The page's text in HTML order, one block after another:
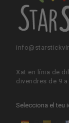
Xat en línia de
divendres de 9 a
Selecciona el teu